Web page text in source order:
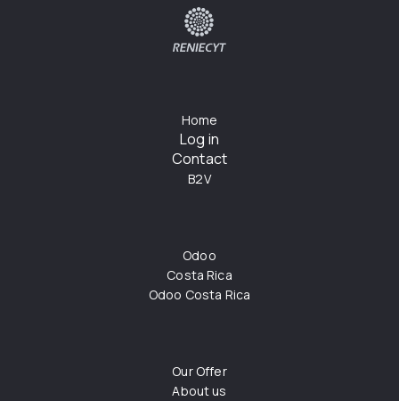
Home
Log in
Contact
B2V
Odoo
Costa Rica
Odoo Costa Rica
Our Offer
About us